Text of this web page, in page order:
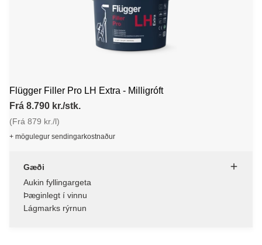
Flügger Filler Pro LH Extra - Milligróft
Frá 8.790 kr./stk.
(Frá 879 kr./l)
+ mögulegur sendingarkostnaður
Gæði
Aukin fyllingargeta
Þæginlegt í vinnu
Lágmarks rýrnun